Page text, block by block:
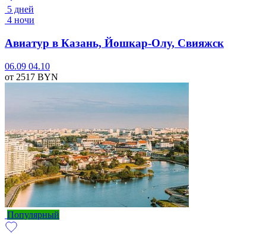
5 дней
4 ночи
Авиатур в Казань, Йошкар-Олу, Свияжск
06.09 04.10
от 2517 BYN
Популярный